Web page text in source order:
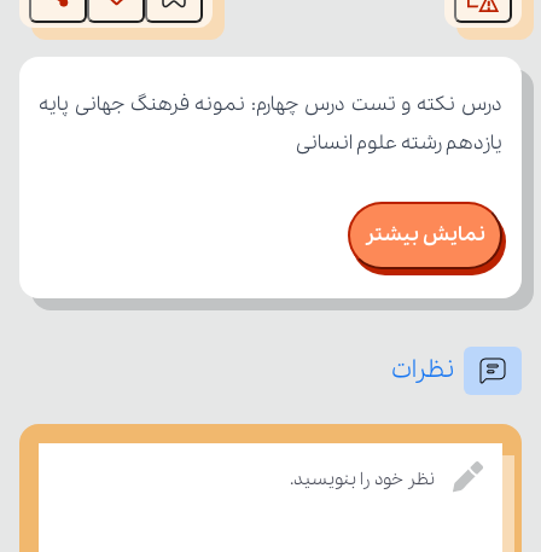
یازدهم رشته علوم انسانی
نمایش بیشتر
نظرات
نظر خود را بنویسید.